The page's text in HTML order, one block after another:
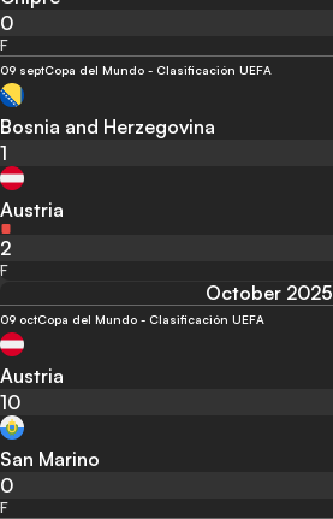
0
F
09 septCopa del Mundo - Clasificación UEFA
Bosnia and Herzegovina
1
Austria
2
F
October 2025
09 octCopa del Mundo - Clasificación UEFA
Austria
10
San Marino
0
F